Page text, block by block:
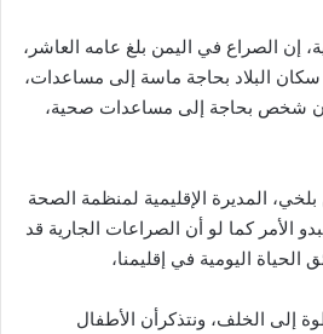
إن الصراع في اليمن بلغ عامه العاشر،
البلاد بحاجة ماسة إلى مساعدات،
قرابة 17.8 مليون شخص بحاجة إلى مساعدات صحية،
المديرة الإقليمية لمنظمة الصحة
الأمر كما لو أن الصراعات الجارية قد
اليومية في إقليمنا،
إلى الخلف، ونتذكرأن الأطفال